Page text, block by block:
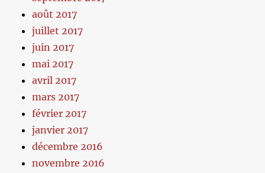
août 2017
juillet 2017
juin 2017
mai 2017
avril 2017
mars 2017
février 2017
janvier 2017
décembre 2016
novembre 2016